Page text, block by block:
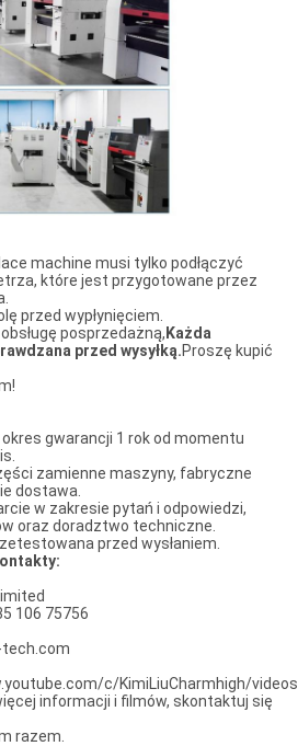
machine musi tylko podłączyć
które jest przygotowane przez
przed wypłynięciem.
posprzedażną, Każda
przed wysyłką.Proszę kupić
gwarancji 1 rok od momentu
zamienne maszyny, fabryczne
dostawa.
w zakresie pytań i odpowiedzi,
oraz doradztwo techniczne.
przed wysłaniem.
106 75756
tech.com
c/KimiLiuCharmhigh/videos
informacji i filmów, skontaktuj się
razem.